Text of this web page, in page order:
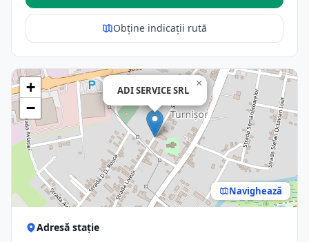
Obține indicații rută
ADI SERVICE SRL
×
+
−
Navighează
Adresă stație